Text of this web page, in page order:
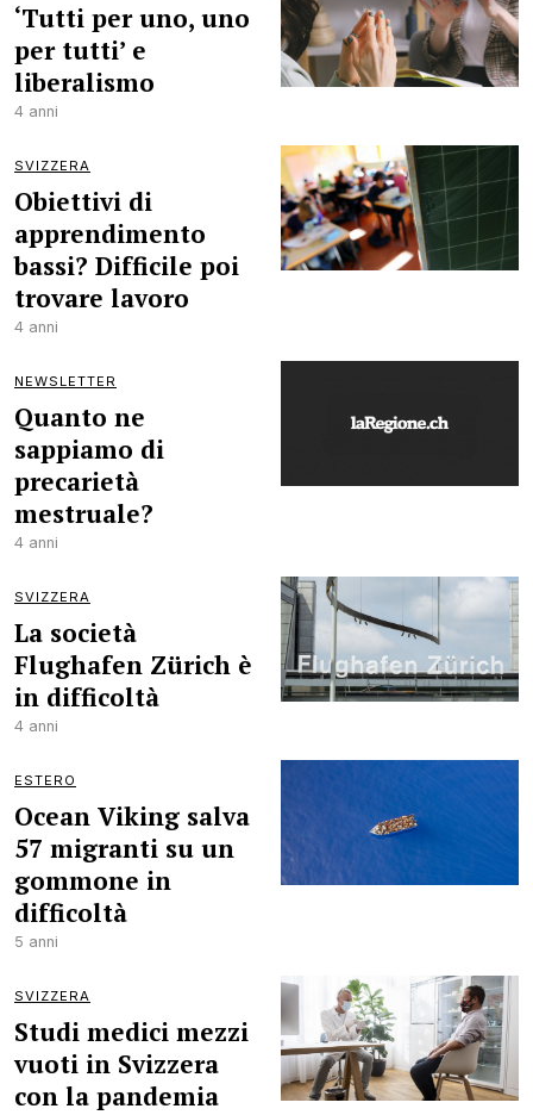
‘Tutti per uno, uno
per tutti’ e
liberalismo
4 anni
SVIZZERA
Obiettivi di
apprendimento
bassi? Difficile poi
trovare lavoro
4 anni
NEWSLETTER
Quanto ne
sappiamo di
precarietà
mestruale?
4 anni
SVIZZERA
La società
Flughafen Zürich è
in difficoltà
4 anni
ESTERO
Ocean Viking salva
57 migranti su un
gommone in
difficoltà
5 anni
SVIZZERA
Studi medici mezzi
vuoti in Svizzera
con la pandemia